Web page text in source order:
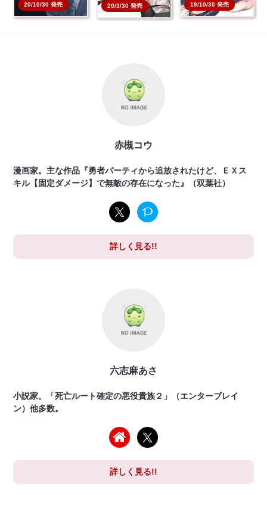
20/10/30 発売 20/3/30 発売 19/10/30 発売
赤槻コウ
漫画家。主な作品『勇者パーティから追放されたけど、ＥＸス
キル【固定ダメージ】で無敵の存在になった』（双葉社）
詳しく見る!!
六志麻あさ
小説家。「死亡ルート確定の悪役貴族２」（エンターブレイ
ン）他多数。
詳しく見る!!